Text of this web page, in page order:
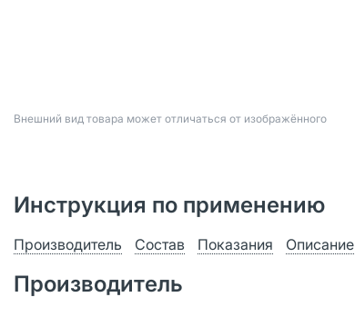
Bнешний вид товара может отличаться от изображённого
Инструкция по применению
Производитель Состав Показания Описание
Производитель